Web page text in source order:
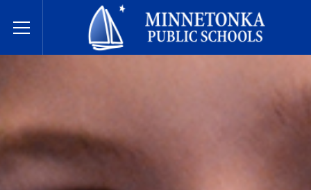
Toggle Menu
Minnetonka davlat maktablari